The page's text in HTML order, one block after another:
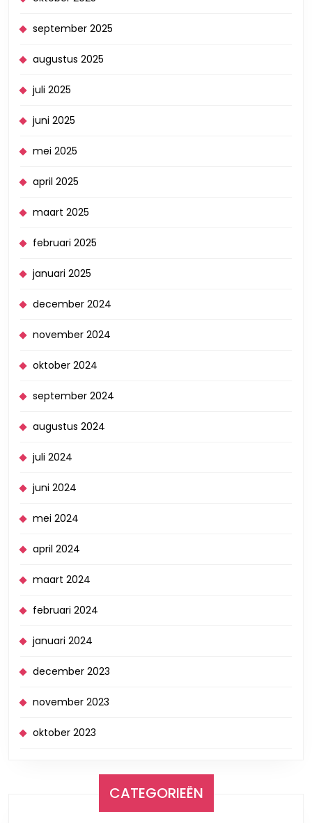
september 2025
augustus 2025
juli 2025
juni 2025
mei 2025
april 2025
maart 2025
februari 2025
januari 2025
december 2024
november 2024
oktober 2024
september 2024
augustus 2024
juli 2024
juni 2024
mei 2024
april 2024
maart 2024
februari 2024
januari 2024
december 2023
november 2023
oktober 2023
CATEGORIEËN